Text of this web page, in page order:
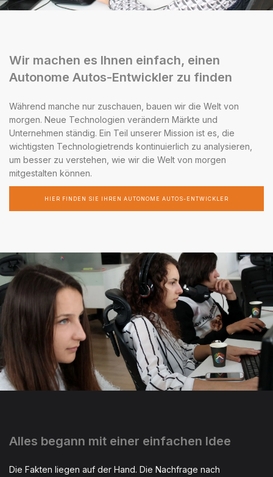
Wir machen es Ihnen einfach, einen
Autonome Autos-Entwickler zu finden
Während manche nur zuschauen, bauen wir die Welt von
morgen. Neue Technologien verändern Märkte und
Unternehmen ständig. Ein Teil unserer Mission ist es, die
wichtigsten Technologietrends kontinuierlich zu analysieren,
um besser zu verstehen, wie wir die Welt von morgen
mitgestalten können.
HIER FINDEN SIE IHREN AUTONOME AUTOS-ENTWICKLER
Alles begann mit einer einfachen Idee
Die Fakten liegen auf der Hand. Die Nachfrage nach